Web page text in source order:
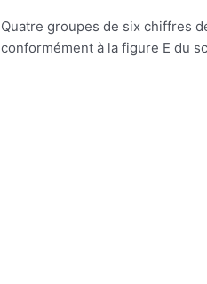
Quatre groupes de six chiffres
conformément à la figure E du